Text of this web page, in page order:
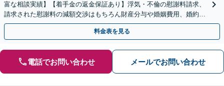
富な相談実績】【着手金の返金保証あり】浮気・不倫の慰謝料請求、
請求された慰謝料の減額交渉はもちろん財産分与や婚姻費用、婚約破
棄など様々な離婚・男女問題の解決実績が豊富です。
料金表を見る
電話でお問い合わせ メールでお問い合わせ